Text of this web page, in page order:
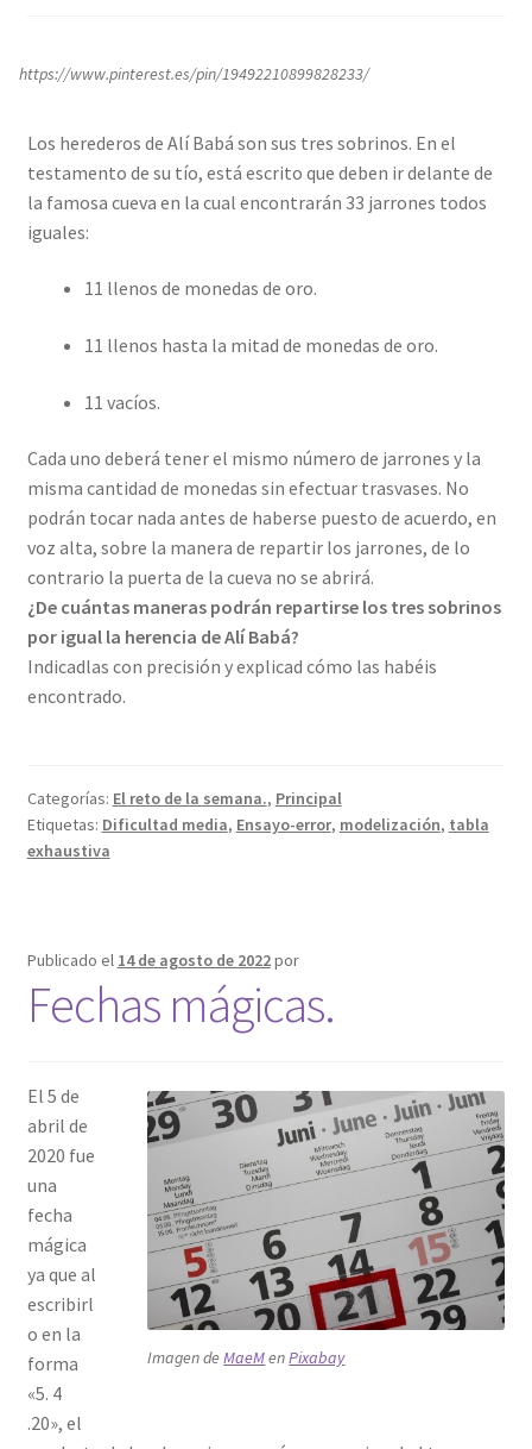
https://www.pinterest.es/pin/19492210899828233/
Los herederos de Alí Babá son sus tres sobrinos. En el
testamento de su tío, está escrito que deben ir delante de
la famosa cueva en la cual encontrarán 33 jarrones todos
iguales:
11 llenos de monedas de oro.
11 llenos hasta la mitad de monedas de oro.
11 vacíos.
Cada uno deberá tener el mismo número de jarrones y la
misma cantidad de monedas sin efectuar trasvases. No
podrán tocar nada antes de haberse puesto de acuerdo, en
voz alta, sobre la manera de repartir los jarrones, de lo
contrario la puerta de la cueva no se abrirá.
¿De cuántas maneras podrán repartirse los tres sobrinos
por igual la herencia de Alí Babá?
Indicadlas con precisión y explicad cómo las habéis
encontrado.
Categorías: El reto de la semana., Principal
Etiquetas: Dificultad media, Ensayo-error, modelización, tabla
exhaustiva
Publicado el 14 de agosto de 2022por
Fechas mágicas.
Imagen deMaeMenPixabay
El 5 de
abril de
2020 fue
una
fecha
mágica
ya que al
escribirl
o en la
forma
«5. 4
.20», el